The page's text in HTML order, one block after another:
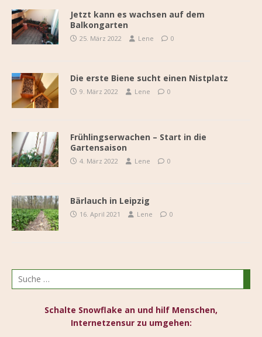
Jetzt kann es wachsen auf dem
Balkongarten
25. März 2022 Lene 0
Die erste Biene sucht einen Nistplatz
9. März 2022 Lene 0
Frühlingserwachen – Start in die
Gartensaison
4. März 2022 Lene 0
Bärlauch in Leipzig
16. April 2021 Lene 0
Schalte Snowflake an und hilf Menschen,
Internetzensur zu umgehen: